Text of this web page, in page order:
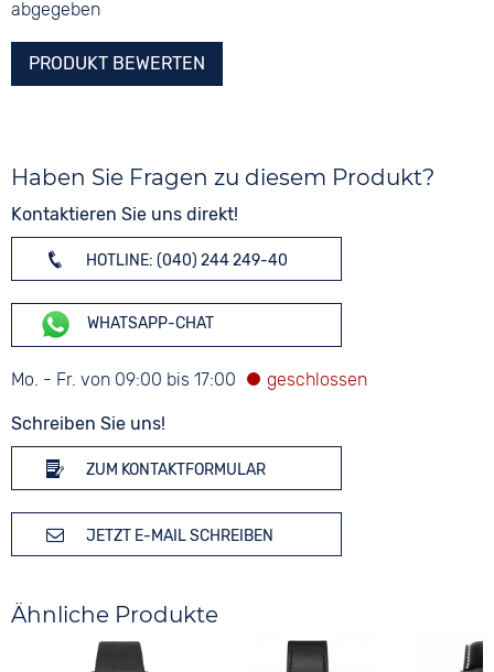
abgegeben
PRODUKT BEWERTEN
Haben Sie Fragen zu diesem Produkt?
Kontaktieren Sie uns direkt!
HOTLINE: (040) 244 249-40
WHATSAPP-CHAT
Mo. - Fr. von 09:00 bis 17:00
Schreiben Sie uns!
ZUM KONTAKTFORMULAR
JETZT E-MAIL SCHREIBEN
Ähnliche Produkte